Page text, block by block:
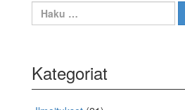
Haku:
Kategoriat